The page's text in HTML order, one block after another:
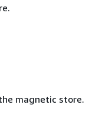
magnetic store.